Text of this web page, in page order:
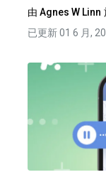
由 Agnes W Linn
已更新 01 6 月,